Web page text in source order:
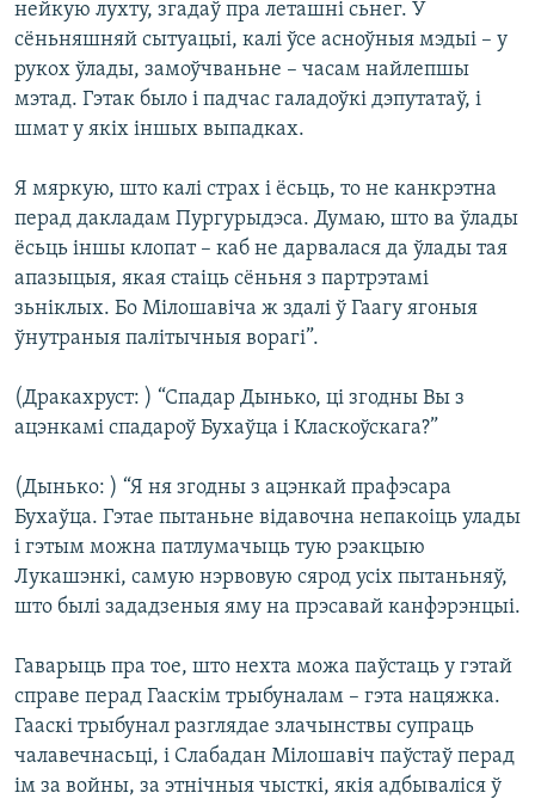
нейкую лухту, згадаў пра леташні сьнег. У
сёньняшняй сытуацыі, калі ўсе асноўныя мэдыі – у
рукох ўлады, замоўчваньне – часам найлепшы
мэтад. Гэтак было і падчас галадоўкі дэпутатаў, і
шмат у якіх іншых выпадках.
Я мяркую, што калі страх і ёсьць, то не канкрэтна
перад дакладам Пургурыдэса. Думаю, што ва ўлады
ёсьць іншы клопат – каб не дарвалася да ўлады тая
апазыцыя, якая стаіць сёньня з партрэтамі
зьніклых. Бо Мілошавіча ж здалі ў Гаагу ягоныя
ўнутраныя палітычныя ворагі”.
(Дракахруст: ) “Спадар Дынько, ці згодны Вы з
ацэнкамі спадароў Бухаўца і Класкоўскага?”
(Дынько: ) “Я ня згодны з ацэнкай прафэсара
Бухаўца. Гэтае пытаньне відавочна непакоіць улады
і гэтым можна патлумачыць тую рэакцыю
Лукашэнкі, самую нэрвовую сярод усіх пытаньняў,
што былі зададзеныя яму на прэсавай канфэрэнцыі.
Гаварыць пра тое, што нехта можа паўстаць у гэтай
справе перад Гааскім трыбуналам – гэта нацяжка.
Гааскі трыбунал разглядае злачынствы супраць
чалавечнасьці, і Слабадан Мілошавіч паўстаў перад
ім за войны, за этнічныя чысткі, якія адбываліся ў